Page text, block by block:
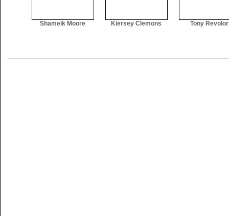
Shameik Moore Kiersey Clemons Tony